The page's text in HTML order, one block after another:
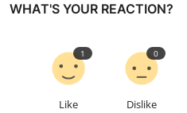
WHAT'S YOUR REACTION?
Like
1
Dislike
0